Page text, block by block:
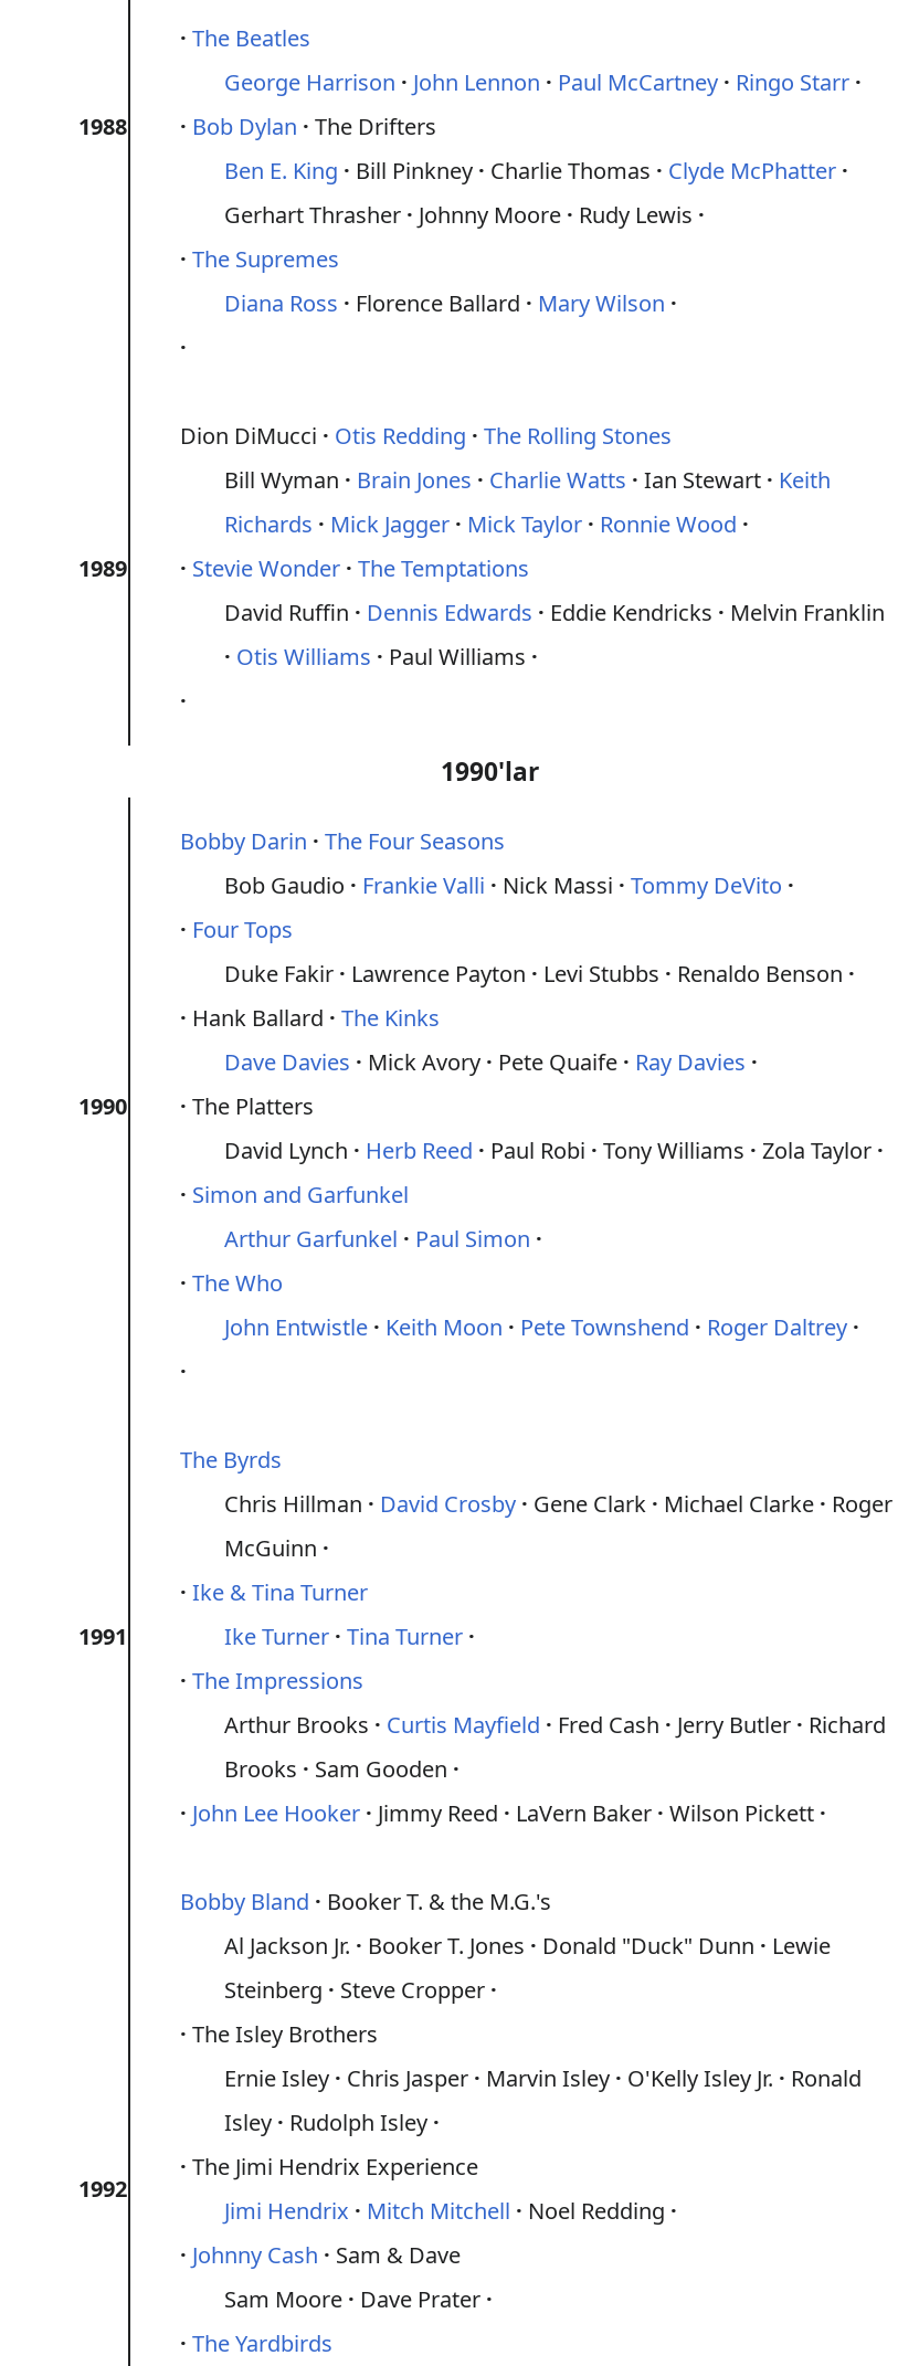
1988
The Beatles
George Harrison
John Lennon Paul McCartney
Ringo Starr
Bob Dylan
The Drifters
Ben E. King
Bill Pinkney Charlie Thomas
Clyde McPhatter
Gerhart Thrasher
Johnny Moore
Rudy Lewis
The Supremes
Diana Ross
Florence Ballard Mary Wilson
1989
Dion DiMucci Otis Redding
The Rolling Stones
Bill Wyman
Brain Jones Charlie Watts Ian Stewart
Keith
Richards
Mick Jagger Mick Taylor
Ronnie Wood
Stevie Wonder The Temptations
David Ruffin
Dennis Edwards Eddie Kendricks
Melvin Franklin
Otis Williams
Paul Williams
1990'lar
1990
Bobby Darin
The Four Seasons
Bob Gaudio
Frankie Valli Nick Massi
Tommy DeVito
Four Tops
Duke Fakir
Lawrence Payton Levi Stubbs
Renaldo Benson
Hank Ballard
The Kinks
Dave Davies
Mick Avory Pete Quaife
Ray Davies
The Platters
David Lynch
Herb Reed Paul Robi Tony Williams
Zola Taylor
Simon and Garfunkel
Arthur Garfunkel
Paul Simon
The Who
John Entwistle
Keith Moon Pete Townshend Roger Daltrey
1991
The Byrds
Chris Hillman
David Crosby Gene Clark Michael Clarke
Roger
McGuinn
Ike & Tina Turner
Ike Turner Tina Turner
The Impressions
Arthur Brooks
Curtis Mayfield Fred Cash Jerry Butler
Richard
Brooks
Sam Gooden
John Lee Hooker
Jimmy Reed LaVern Baker Wilson Pickett
1992
Bobby Bland
Booker T. & the M.G.'s
Al Jackson Jr.
Booker T. Jones Donald "Duck" Dunn
Lewie
Steinberg
Steve Cropper
The Isley Brothers
Ernie Isley
Chris Jasper Marvin Isley O'Kelly Isley Jr.
Ronald
Isley
Rudolph Isley
The Jimi Hendrix Experience
Jimi Hendrix
Mitch Mitchell
Noel Redding
Johnny Cash
Sam & Dave
Sam Moore
Dave Prater
The Yardbirds